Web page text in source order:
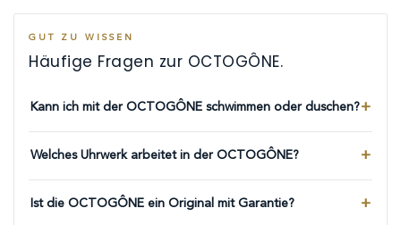
GUT ZU WISSEN
Häufige Fragen zur OCTOGÔNE.
Kann ich mit der OCTOGÔNE schwimmen oder duschen?
Welches Uhrwerk arbeitet in der OCTOGÔNE?
Ist die OCTOGÔNE ein Original mit Garantie?